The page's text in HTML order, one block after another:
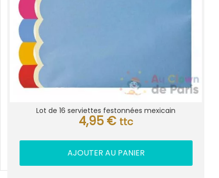
Lot de 16 serviettes festonnées mexicain
4,95 € ttc
AJOUTER AU PANIER